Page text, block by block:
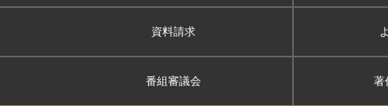
資料請求
番組審議会 著